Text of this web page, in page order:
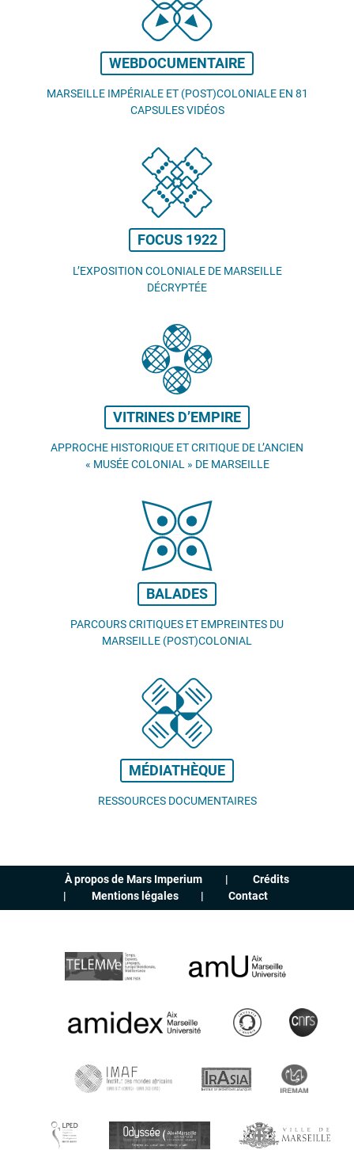
WEBDOCUMENTAIRE
MARSEILLE IMPÉRIALE ET (POST)COLONIALE EN 81
CAPSULES VIDÉOS
FOCUS 1922
L’EXPOSITION COLONIALE DE MARSEILLE
DÉCRYPTÉE
VITRINES D’EMPIRE
APPROCHE HISTORIQUE ET CRITIQUE DE L’ANCIEN
« MUSÉE COLONIAL » DE MARSEILLE
BALADES
PARCOURS CRITIQUES ET EMPREINTES DU
MARSEILLE (POST)COLONIAL
MÉDIATHÈQUE
RESSOURCES DOCUMENTAIRES
À propos de Mars Imperium
Crédits
Mentions légales
Contact